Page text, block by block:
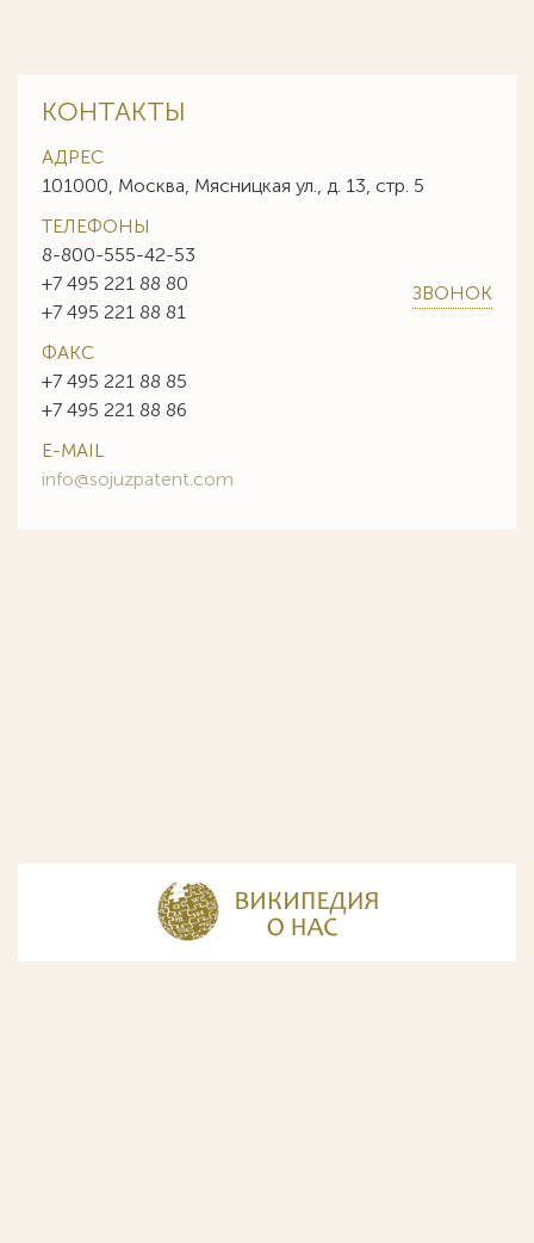
КОНТАКТЫ
АДРЕС
101000, Москва, Мясницкая ул., д. 13, стр. 5
ТЕЛЕФОНЫ
8-800-555-42-53
+7 495 221 88 80
+7 495 221 88 81
ЗВОНОК
ФАКС
+7 495 221 88 85
+7 495 221 88 86
E-MAIL
info@sojuzpatent.com